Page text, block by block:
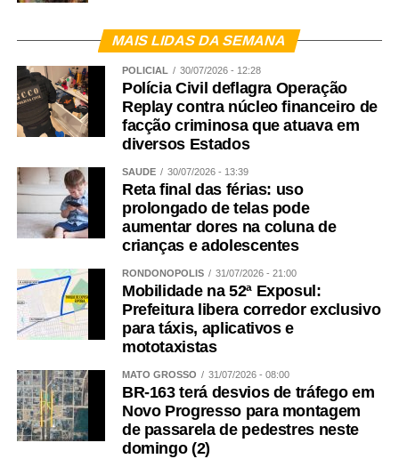
MAIS LIDAS DA SEMANA
POLICIAL 30/07/2026 - 12:28
Polícia Civil deflagra Operação
Replay contra núcleo financeiro de
facção criminosa que atuava em
diversos Estados
SAÚDE 30/07/2026 - 13:39
Reta final das férias: uso
prolongado de telas pode
aumentar dores na coluna de
crianças e adolescentes
RONDONÓPOLIS 31/07/2026 - 21:00
Mobilidade na 52ª Exposul:
Prefeitura libera corredor exclusivo
para táxis, aplicativos e
mototaxistas
MATO GROSSO 31/07/2026 - 08:00
BR-163 terá desvios de tráfego em
Novo Progresso para montagem
de passarela de pedestres neste
domingo (2)